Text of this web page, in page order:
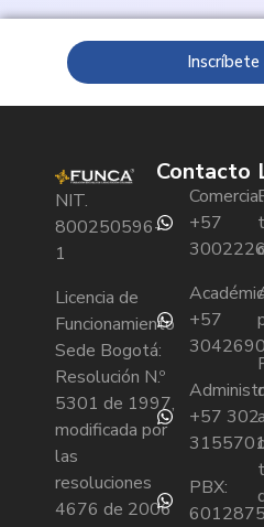
Inscríbete
NIT.
800250596-
1
Licencia de
Funcionamiento
Sede Bogotá:
Resolución N.º
5301 de 1997,
modificada por
las
resoluciones
4676 de 2006
Contacto
+57
+57
+57 302
PBX: